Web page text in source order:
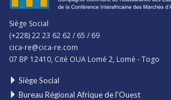
Siège Social
(+228) 22 23 62 62 / 65 / 69
cica-re@cica-re.com
07 BP 12410, Cité OUA Lomé 2, Lomé - Togo
Siège Social
Bureau Régional Afrique de l'Ouest